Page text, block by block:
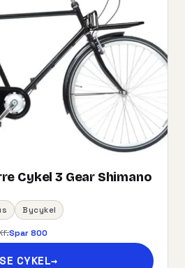
Cykel 3 Gear Shimano
Bycykel
Spar 800
SE CYKEL→